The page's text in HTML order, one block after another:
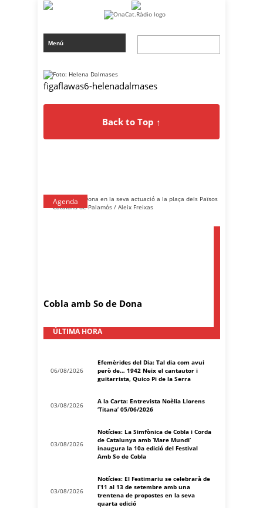
figaflawas6-helenadalmases
Back to Top ↑
Agenda
Cobla amb So de Dona
ÚLTIMA HORA
06/08/2026
Efemèrides del Dia: Tal dia com avui
però de… 1942 Neix el cantautor i
guitarrista, Quico Pi de la Serra
03/08/2026
A la Carta: Entrevista Noèlia Llorens
‘Titana’ 05/06/2026
03/08/2026
Notícies: La Simfònica de Cobla i Corda
de Catalunya amb ‘Mare Mundi’
inaugura la 10a edició del Festival
Amb So de Cobla
03/08/2026
Notícies: El Festimariu se celebrarà de
l’11 al 13 de setembre amb una
trentena de propostes en la seva
quarta edició